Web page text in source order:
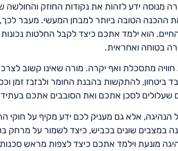
מנוסה ידע לזהות את נקודות החוזק
ההכנה הטובה ביותר למבחן המעשי. מעבר
הוא ילמד אתכם כיצד לקבל החלטות
בטוחה ואחראית.
מתסכלת ואף יקרה. מורה שאינו קשוב
ביטחון, להתקשות בהבנת החומר ולבזבז זמן
שעלולים לסכן אתכם ואת הסובבים אתכם
אלא גם מעניק לכם ידע מקיף על חוקי
במצבים שונים בכביש, כיצד לשמור על מרחק
מונעת וילמד אתכם כיצד לצפות מראש